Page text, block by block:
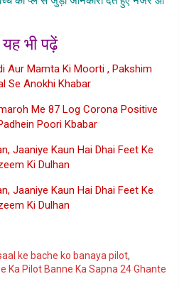
यह भी पढ़ें
Aur Mamta Ki Moorti , Pakshim
Se Anokhi Khabar
Me 87 Log Corona Positive
Poori Kbabar
Jaaniye Kaun Hai Dhai Feet Ke
Ki Dulhan
Jaaniye Kaun Hai Dhai Feet Ke
Ki Dulhan
ke bache ko banaya pilot,
Ka Pilot Banne Ka Sapna 24 Ghante